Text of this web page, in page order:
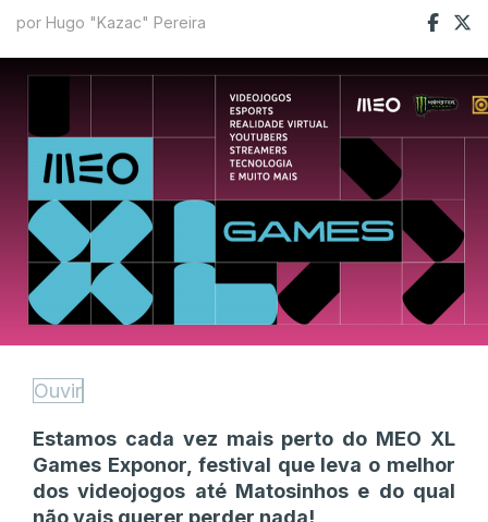
por Hugo "Kazac" Pereira
Ouvir
Estamos cada vez mais perto do MEO XL
Games Exponor, festival que leva o melhor
dos videojogos até Matosinhos e do qual
não vais querer perder nada!